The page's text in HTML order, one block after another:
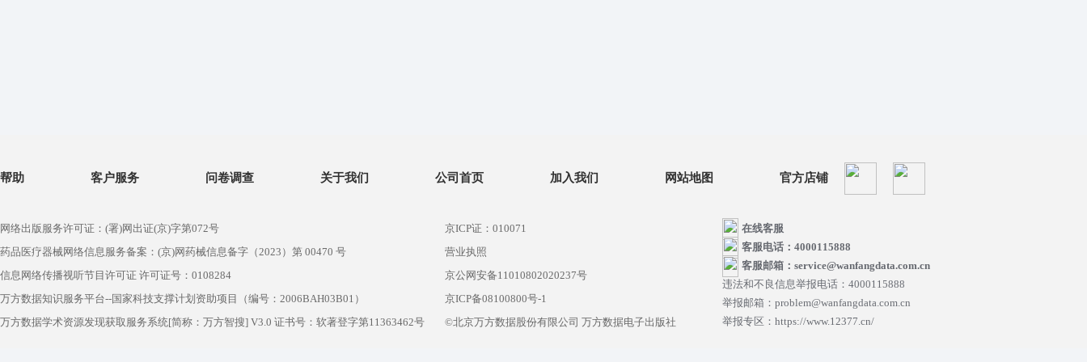
帮助 客户服务 问卷调查 关于我们 公司首页 加入我们 网站地图 官方店铺
网络出版服务许可证：(署)网出证(京)字第072号
药品医疗器械网络信息服务备案：(京)网药械信息备字（2023）第 00470 号
信息网络传播视听节目许可证 许可证号：0108284
万方数据知识服务平台--国家科技支撑计划资助项目（编号：2006BAH03B01）
万方数据学术资源发现获取服务系统[简称：万方智搜] V3.0 证书号：软著登字第11363462号
京ICP证：010071
营业执照
京公网安备11010802020237号
京ICP备08100800号-1
©北京万方数据股份有限公司 万方数据电子出版社
在线客服
客服电话：4000115888
客服邮箱：service@wanfangdata.com.cn
违法和不良信息举报电话：4000115888
举报邮箱：problem@wanfangdata.com.cn
举报专区：https://www.12377.cn/